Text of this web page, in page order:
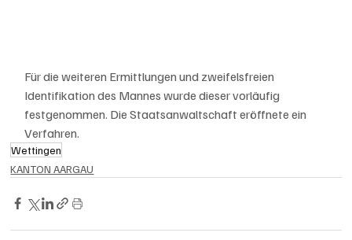
Für die weiteren Ermittlungen und zweifelsfreien
Identifikation des Mannes wurde dieser vorläufig
festgenommen. Die Staatsanwaltschaft eröffnete ein
Verfahren.
Wettingen
KANTON AARGAU